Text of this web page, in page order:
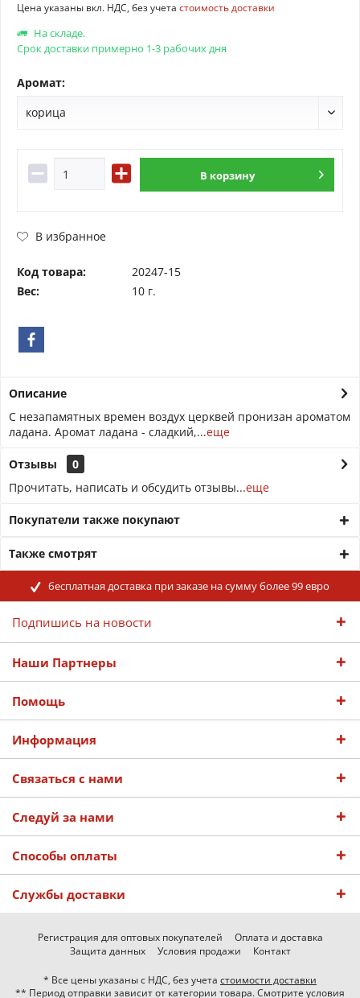
Цена указаны вкл. НДС, без учета стоимость доставки
На складе.
Срок доставки примерно 1-3 рабочих дня
Аромат:
В корзину
В избранное
Код товара:
20247-15
Вес:
10 г.
Описание
С незапамятных времен воздух церквей пронизан ароматом
ладана. Аромат ладана - сладкий,...еще
Отзывы
0
Прочитать, написать и обсудить отзывы...еще
Покупатели также покупают
Также смотрят
бесплатная доставка при заказе на сумму более 99 евро
Подпишись на новости
Наши Партнеры
Помощь
Информация
Связаться с нами
Следуй за нами
Способы оплаты
Службы доставки
Регистрация для оптовых покупателей
Оплата и доставка
Защита данных
Условия продажи Контакт
* Все цены указаны с НДС, без учета стоимости доставки
** Период отправки зависит от категории товара. Смотрите условия